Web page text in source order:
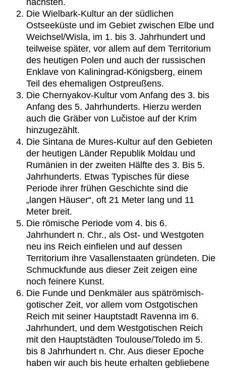
nächsten.
Die Wielbark-Kultur an der südlichen
Ostseeküste und im Gebiet zwischen Elbe und
Weichsel/Wisla, im 1. bis 3. Jahrhundert und
teilweise später, vor allem auf dem Territorium
des heutigen Polen und auch der russischen
Enklave von Kaliningrad-Königsberg, einem
Teil des ehemaligen Ostpreußens.
Die Chernyakov-Kultur vom Anfang des 3. bis
Anfang des 5. Jahrhunderts. Hierzu werden
auch die Gräber von Lučistoe auf der Krim
hinzugezählt.
Die Sintana de Mures-Kultur auf den Gebieten
der heutigen Länder Republik Moldau und
Rumänien in der zweiten Hälfte des 3. Bis 5.
Jahrhunderts. Etwas Typisches für diese
Periode ihrer frühen Geschichte sind die
„langen Häuser“, oft 21 Meter lang und 11
Meter breit.
Die römische Periode vom 4. bis 6.
Jahrhundert n. Chr., als Ost- und Westgoten
neu ins Reich einfielen und auf dessen
Territorium ihre Vasallenstaaten gründeten. Die
Schmuckfunde aus dieser Zeit zeigen eine
noch feinere Kunst.
Die Funde und Denkmäler aus spätrömisch-
gotischer Zeit, vor allem vom Ostgotischen
Reich mit seiner Hauptstadt Ravenna im 6.
Jahrhundert, und dem Westgotischen Reich
mit den Hauptstädten Toulouse/Toledo im 5.
bis 8 Jahrhundert n. Chr. Aus dieser Epoche
haben wir auch bis heute erhalten gebliebene